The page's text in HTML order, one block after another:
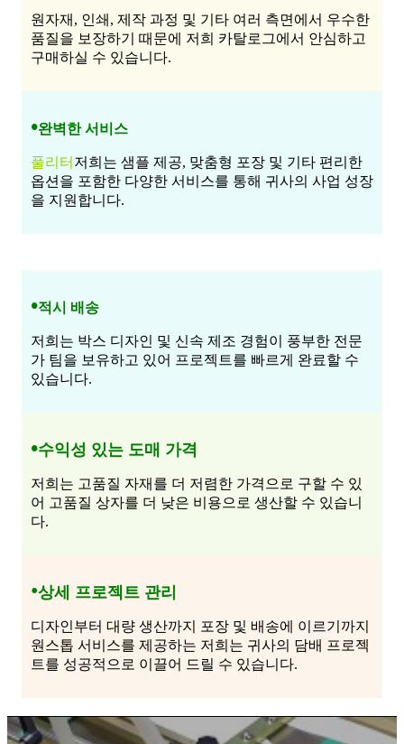
원자재, 인쇄, 제작 과정 및 기타 여러 측면에서 우수한
품질을 보장하기 때문에 저희 카탈로그에서 안심하고
구매하실 수 있습니다.
•완벽한 서비스
풀리터 저희는 샘플 제공, 맞춤형 포장 및 기타 편리한
옵션을 포함한 다양한 서비스를 통해 귀사의 사업 성장
을 지원합니다.
•적시 배송
저희는 박스 디자인 및 신속 제조 경험이 풍부한 전문
가 팀을 보유하고 있어 프로젝트를 빠르게 완료할 수
있습니다.
•수익성 있는 도매 가격
저희는 고품질 자재를 더 저렴한 가격으로 구할 수 있
어 고품질 상자를 더 낮은 비용으로 생산할 수 있습니
다.
•상세 프로젝트 관리
디자인부터 대량 생산까지 포장 및 배송에 이르기까지
원스톱 서비스를 제공하는 저희는 귀사의 담배 프로젝
트를 성공적으로 이끌어 드릴 수 있습니다.